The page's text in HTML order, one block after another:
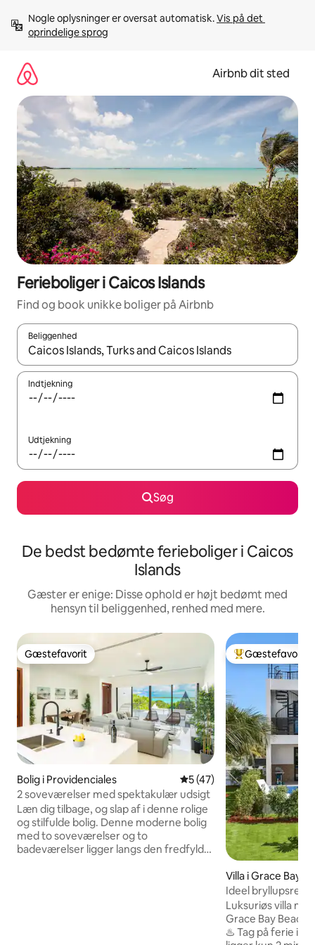
videre
Nogle oplysninger er oversat automatisk. Vis på det
oprindelige sprog
Airbnb dit sted
Ferieboliger i Caicos Islands
Find og book unikke boliger på Airbnb
Beliggenhed
Når resultaterne er tilgængelige, skal du navigere med
Indtjekning
Udtjekning
Søg
De bedst bedømte ferieboliger i Caicos
Islands
Gæster er enige: Disse ophold er højt bedømt med
hensyn til beliggenhed, renhed med mere.
Gæstefavorit
Gæstefavorit
Bolig i Providenciales 5 ud af 5 i gennemsnitlig
5 (47)
2 soveværelser med spektakulær udsigt
Læn dig tilbage, og slap af i denne rolige
og stilfulde bolig. Denne moderne bolig
med to soveværelser og to
badeværelser ligger langs den fredfyldte
Bedste
Gæstefavorit
Villa i Grace Bay
Ideel
Luksuriøs villa
Grace Bay Beach
♨️ Tag på ferie i denne luksusvilla, der